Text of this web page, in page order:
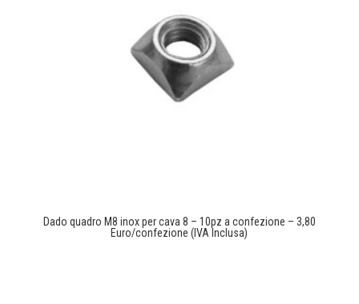
Dado quadro M8 inox per cava 8 – 10pz a confezione – 3,80
Euro/confezione (IVA Inclusa)